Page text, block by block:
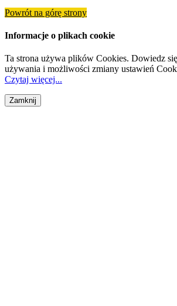
Powrót na górę strony
Informacje o plikach cookie
Ta strona używa plików Cookies. Dowiedz
używania i możliwości zmiany ustawień
Czytaj więcej...